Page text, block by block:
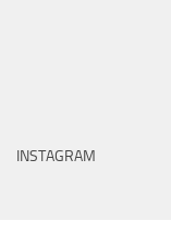
INSTAGRAM